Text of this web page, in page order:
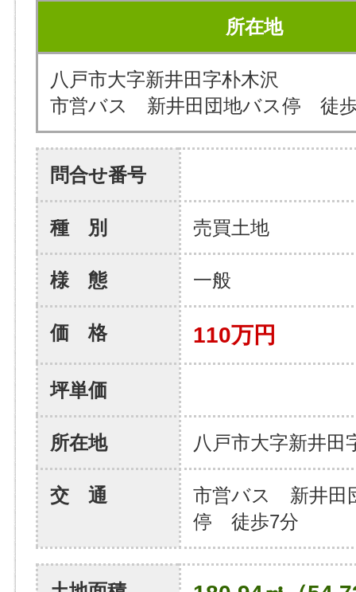
所在地
八戸市大字新井田字朴木沢
市営バス 新井田団地バス停 徒
問合せ番号
種 別 売買土地
様 態 一般
価 格 110万円
坪単価
所在地 八戸市大字新井田
交 通
市営バス 新井田
停 徒歩7分